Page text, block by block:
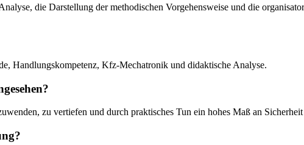
die Darstellung der methodischen Vorgehensweise und die
Handlungskompetenz, Kfz-Mechatronik und didaktische Analyse.
zu vertiefen und durch praktisches Tun ein hohes Maß an